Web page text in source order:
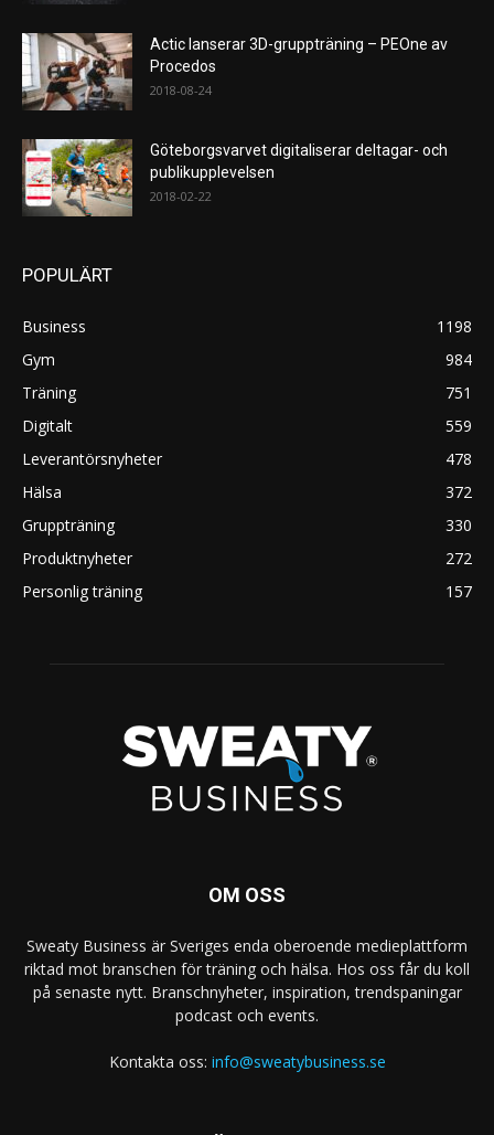
Actic lanserar 3D-gruppträning – PEOne av
Procedos
2018-08-24
Göteborgsvarvet digitaliserar deltagar- och
publikupplevelsen
2018-02-22
POPULÄRT
Business
1198
Gym
984
Träning
751
Digitalt
559
Leverantörsnyheter
478
Hälsa
372
Gruppträning
330
Produktnyheter
272
Personlig träning
157
OM OSS
Sweaty Business är Sveriges enda oberoende medieplattform
riktad mot branschen för träning och hälsa. Hos oss får du koll
på senaste nytt. Branschnyheter, inspiration, trendspaningar
podcast och events.
Kontakta oss: info@sweatybusiness.se